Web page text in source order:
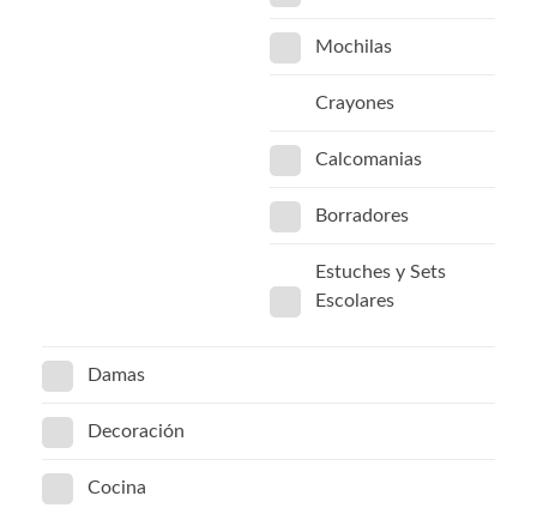
Mochilas
Crayones
Calcomanias
Borradores
Estuches y Sets
Escolares
Damas
Decoración
Cocina